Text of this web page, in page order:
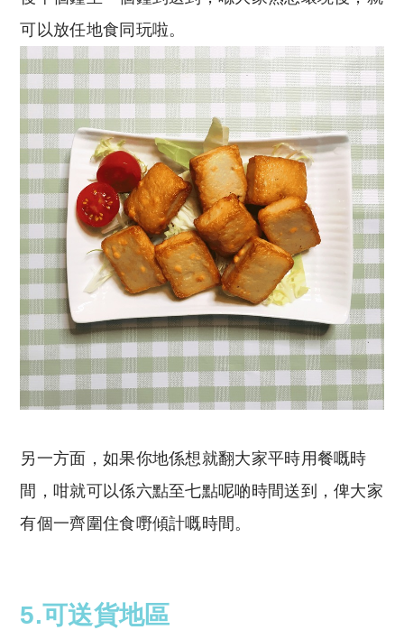
可以放任地食同玩啦。
另一方面，如果你地係想就翻大家平時用餐嘅時
間，咁就可以係六點至七點呢啲時間送到，俾大家
有個一齊圍住食嘢傾計嘅時間。
5.可送貨地區